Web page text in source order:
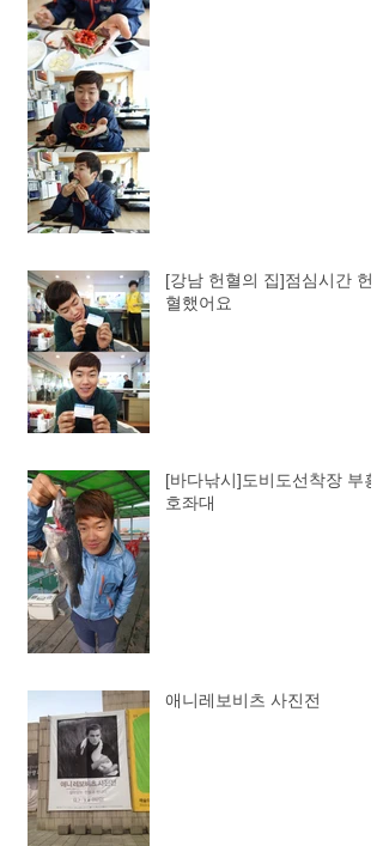
[강남 헌혈의 집]점심시간 헌
혈했어요
[바다낚시]도비도선착장 부흥
호좌대
애니레보비츠 사진전